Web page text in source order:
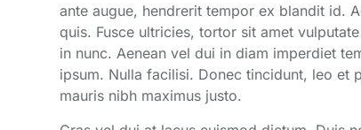
ante augue, hendrerit tempor ex blandit id.
quis. Fusce ultricies, tortor sit amet
in nunc. Aenean vel dui in diam imperdiet
ipsum. Nulla facilisi. Donec tincidunt, leo et
mauris nibh maximus justo.